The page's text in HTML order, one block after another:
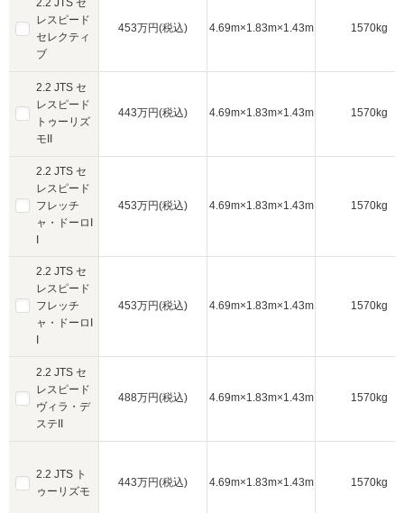
レスピード
セレクティ
ブ
2.2 JTS セ
レスピード
トゥーリズ
モII
2.2 JTS セ
レスピード
フレッチ
ャ・ドーロI
I
2.2 JTS セ
レスピード
フレッチ
ャ・ドーロI
I
2.2 JTS セ
レスピード
ヴィラ・デ
ステII
2.2 JTS ト
ゥーリズモ
453万円(税込) 4.69m×1.83m×1.43m 1570kg
443万円(税込) 4.69m×1.83m×1.43m 1570kg
453万円(税込) 4.69m×1.83m×1.43m 1570kg
453万円(税込) 4.69m×1.83m×1.43m 1570kg
488万円(税込) 4.69m×1.83m×1.43m 1570kg
443万円(税込) 4.69m×1.83m×1.43m 1570kg